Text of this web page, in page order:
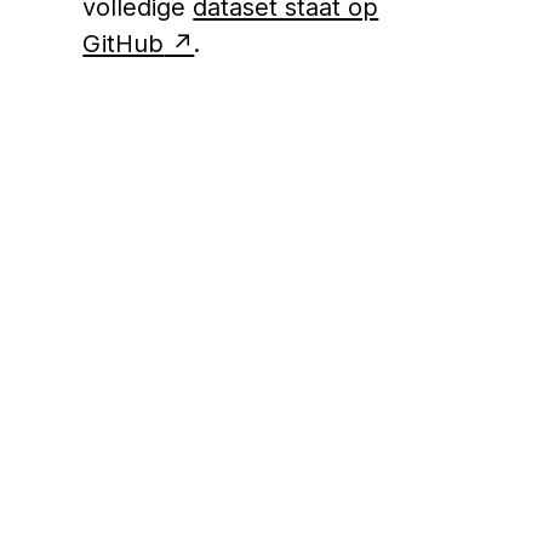
volledige dataset staat op
GitHub
.